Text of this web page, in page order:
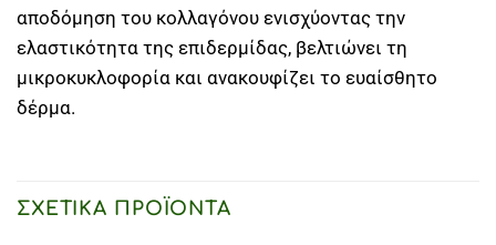
αποδόμηση του κολλαγόνου ενισχύοντας την
ελαστικότητα της επιδερμίδας, βελτιώνει τη
μικροκυκλοφορία και ανακουφίζει το ευαίσθητο
δέρμα.
ΣΧΕΤΙΚΆ ΠΡΟΪΌΝΤΑ